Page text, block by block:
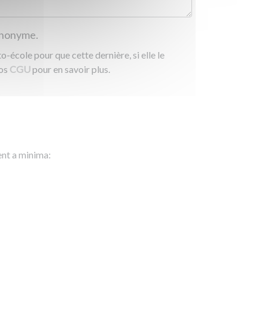
école pour que cette dernière, si elle le
CGUpour en savoir plus.
a minima: